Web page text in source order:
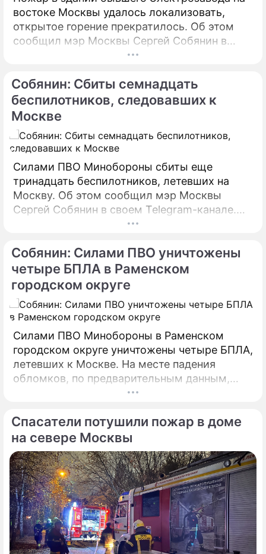
востоке Москвы удалось локализовать,
открытое горение прекратилось. Об этом
сообщил мэр Москвы Сергей Собянин в
своем Telegram-канале. По его словам, в
предпринимаются все меры по ликвидации
пожара.
Собянин: Сбиты семнадцать
беспилотников, следовавших к
Москве
Силами ПВО Минобороны сбиты еще
тринадцать беспилотников, летевших на
Москву. Об этом сообщил мэр Москвы
Сергей Собянин в своем Telegram-канале.
БПЛА уничтожены в городских округах
Собянин: Силами ПВО уничтожены
четыре БПЛА в Раменском
городском округе
Силами ПВО Минобороны в Раменском
городском округе уничтожены четыре БПЛА,
летевших к Москве. На месте падения
обломков, по предварительным данным,
разрушений и пострадавших нет. На месте
Спасатели потушили пожар в доме
на севере Москвы